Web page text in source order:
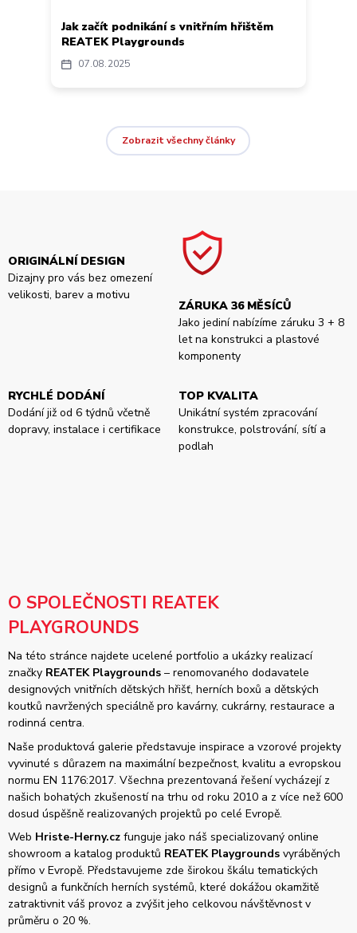
07 08 2025
Jak začít podnikání s vnitřním hřištěm
REATEK Playgrounds
Zobrazit všechny články
ORIGINÁLNÍ DESIGN
Dizajny pro vás bez omezení
velikosti, barev a motivu
ZÁRUKA 36 MĚSÍCŮ
Jako jediní nabízíme záruku 3 + 8
let na konstrukci a plastové
komponenty
RYCHLÉ DODÁNÍ
Dodání již od 6 týdnů včetně
dopravy, instalace i certifikace
TOP KVALITA
Unikátní systém zpracování
konstrukce, polstrování, sítí a
podlah
O SPOLEČNOSTI REATEK
PLAYGROUNDS
Na této stránce najdete ucelené portfolio a ukázky realizací
značky REATEK Playgrounds – renomovaného dodavatele
designových vnitřních dětských hřišť, herních boxů a dětských
koutků navržených speciálně pro kavárny, cukrárny, restaurace a
rodinná centra.
Naše produktová galerie představuje inspirace a vzorové projekty
vyvinuté s důrazem na maximální bezpečnost, kvalitu a evropskou
normu EN 1176:2017. Všechna prezentovaná řešení vycházejí z
našich bohatých zkušeností na trhu od roku 2010 a z více než 600
dosud úspěšně realizovaných projektů po celé Evropě.
Web Hriste-Herny.cz funguje jako náš specializovaný online
showroom a katalog produktů REATEK Playgrounds vyráběných
přímo v Evropě. Představujeme zde širokou škálu tematických
designů a funkčních herních systémů, které dokážou okamžitě
zatraktivnit váš provoz a zvýšit jeho celkovou návštěvnost v
průměru o 20 %.